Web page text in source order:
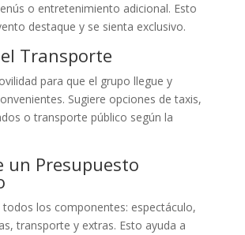
o entretenimiento adicional. Esto
destaque y se sienta exclusivo.
Transporte
para que el grupo llegue y
Sugiere opciones de taxis,
o transporte público según la
un Presupuesto
todos los componentes: espectáculo,
transporte y extras. Esto ayuda a